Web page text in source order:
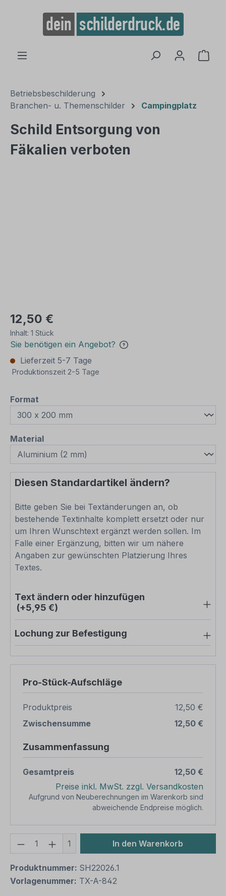
springen
Betriebsbeschilderung
Branchen- u. Themenschilder
Campingplatz
Schild Entsorgung von
Fäkalien verboten
12,50 €
Inhalt: 1 Stück
Sie benötigen ein Angebot?
Lieferzeit 5-7 Tage
Produktionszeit 2-5 Tage
Format
Materialauswählen
Diesen Standardartikel ändern?
Bitte geben Sie bei Textänderungen an, ob
bestehende Textinhalte komplett ersetzt oder nur
um Ihren Wunschtext ergänzt werden sollen. Im
Falle einer Ergänzung, bitten wir um nähere
Angaben zur gewünschten Platzierung Ihres
Textes.
Text ändern oder hinzufügen
(+5,95 €)
Lochung zur Befestigung
Pro-Stück-Aufschläge
Produktpreis
12,50 €
Zwischensumme
12,50 €
Zusammenfassung
Gesamtpreis
12,50 €
Preise inkl. MwSt. zzgl. Versandkosten
Aufgrund von Neuberechnungen im Warenkorb sind
abweichende Endpreise möglich.
Produkt Anzahl: Gib den
1 In den Warenkorb
Produktnummer: SH22026.1
Vorlagenummer: TX-A-842